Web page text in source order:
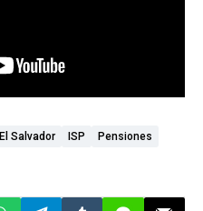
El Salvador ISP
Pensiones